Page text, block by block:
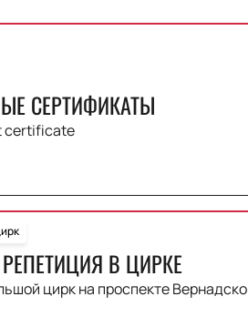
СЕРТИФИКАТЫ
certificate
В ЦИРКЕ
цирк на проспекте